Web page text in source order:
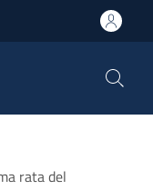
rata del